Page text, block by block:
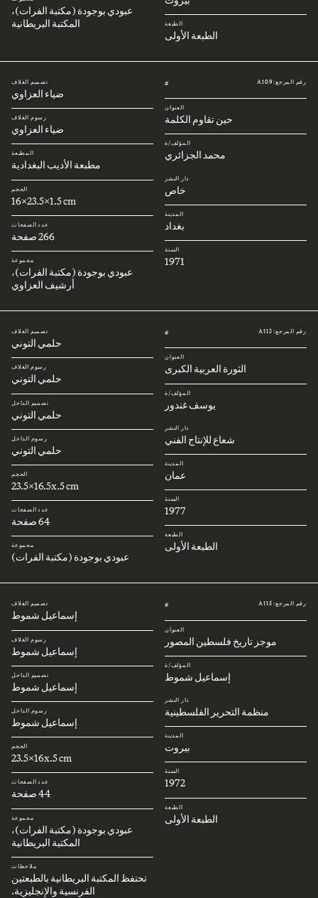
الطبعة
الطبعة الأولى
عبودي بوجودة (مكتبة الفرات)،
المكتبة البريطانية
رقم المرجع: A109 #
العنوان
حين تقاوم الكلمة
المؤلف/ة
محمد الجزائري
دار النشر
خاص
المدينة
بغداد
السنة
1971
تصميم الغلاف
ضياء العزاوي
رسوم الغلاف
ضياء العزاوي
المطبعة
مطبعة الأديب البغدادية
الحجم
16x23.5x1.5 cm
عدد الصفحات
266 صفحة
مجموعة
عبودي بوجودة (مكتبة الفرات)،
أرشيف العزاوي
رقم المرجع: A113 #
العنوان
الثورة العربية الكبرى
المؤلف/ة
يوسف غندور
دار النشر
شعاع للإنتاج الفني
المدينة
عمان
السنة
1977
الطبعة
الطبعة الأولى
تصميم الغلاف
حلمي التوني
رسوم الغلاف
حلمي التوني
تصميم الداخل
حلمي التوني
رسوم الداخل
حلمي التوني
الحجم
23.5x16.5x.5 cm
عدد الصفحات
64 صفحة
مجموعة
عبودي بوجودة (مكتبة الفرات)
رقم المرجع: A115 #
العنوان
موجز تاريخ فلسطين المصور
المؤلف/ة
إسماعيل شموط
دار النشر
منظمة التحرير الفلسطينية
المدينة
بيروت
السنة
1972
الطبعة
الطبعة الأولى
تصميم الغلاف
إسماعيل شموط
رسوم الغلاف
إسماعيل شموط
تصميم الداخل
إسماعيل شموط
رسوم الداخل
إسماعيل شموط
الحجم
23.5x16x.5 cm
عدد الصفحات
44 صفحة
مجموعة
عبودي بوجودة (مكتبة الفرات)،
المكتبة البريطانية
ملاحظات
تحتفظ المكتبة البريطانية بالطبعتين
الفرنسية والإنجليزية.